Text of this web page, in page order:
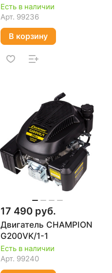
Есть в наличии
Арт. 99236
В корзину
17 490 руб.
Двигатель CHAMPION
G200VK/1-1
Есть в наличии
Арт. 99240